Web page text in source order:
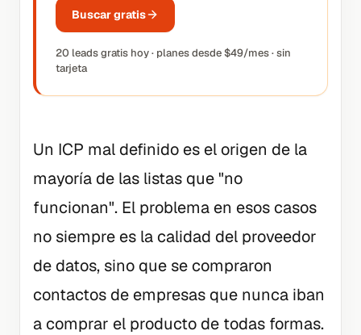
Buscar gratis
20 leads gratis hoy · planes desde $49/mes · sin
tarjeta
Un ICP mal definido es el origen de la
mayoría de las listas que "no
funcionan". El problema en esos casos
no siempre es la calidad del proveedor
de datos, sino que se compraron
contactos de empresas que nunca iban
a comprar el producto de todas formas.